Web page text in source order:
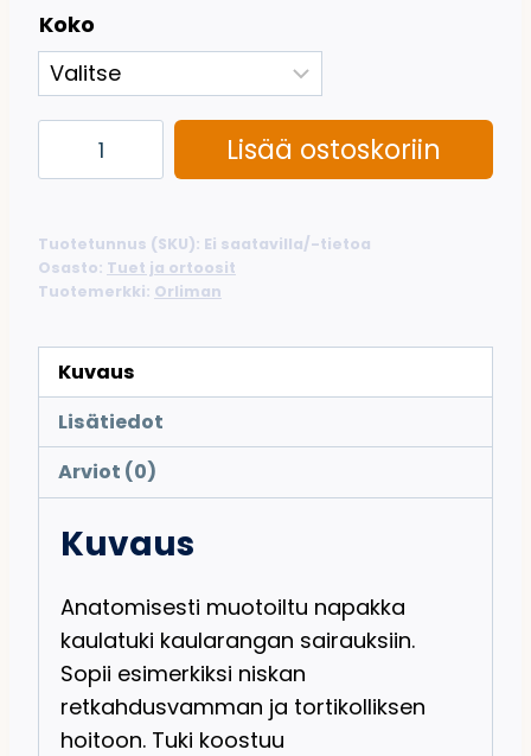
Koko
Kaulatuki
(Orliman)
Lisää ostoskoriin
Tuotetunnus (SKU): Ei saatavilla/-tietoa
Osasto: Tuet ja ortoosit
Tuotemerkki: Orliman
Kuvaus
Lisätiedot
Arviot (0)
Kuvaus
Anatomisesti muotoiltu napakka
kaulatuki kaularangan sairauksiin.
Sopii esimerkiksi niskan
retkahdusvamman ja tortikolliksen
hoitoon. Tuki koostuu